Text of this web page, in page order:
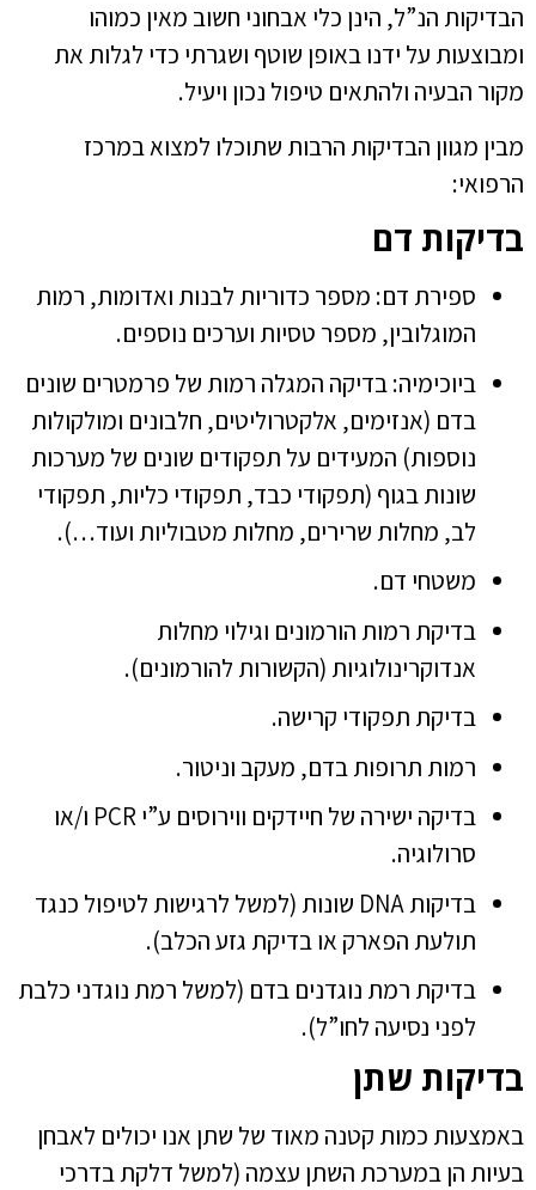
הבדיקות הנ”ל, הינן כלי אבחוני חשוב מאין כמוהו
ומבוצעות על ידנו באופן שוטף ושגרתי כדי לגלות את
מקור הבעיה ולהתאים טיפול נכון ויעיל.
מבין מגוון הבדיקות הרבות שתוכלו למצוא במרכז
הרפואי:
בדיקות דם
ספירת דם: מספר כדוריות לבנות ואדומות, רמות
המוגלובין, מספר טסיות וערכים נוספים.
ביוכימיה: בדיקה המגלה רמות של פרמטרים שונים
בדם (אנזימים, אלקטרוליטים, חלבונים ומולקולות
נוספות) המעידים על תפקודים שונים של מערכות
שונות בגוף (תפקודי כבד, תפקודי כליות, תפקודי
לב, מחלות שרירים, מחלות מטבוליות ועוד…).
משטחי דם.
בדיקת רמות הורמונים וגילוי מחלות
אנדוקרינולוגיות (הקשורות להורמונים).
בדיקת תפקודי קרישה.
רמות תרופות בדם, מעקב וניטור.
בדיקה ישירה של חיידקים ווירוסים ע”י PCR ו/או
סרולוגיה.
בדיקות DNA שונות (למשל לרגישות לטיפול כנגד
תולעת הפארק או בדיקת גזע הכלב).
בדיקת רמת נוגדנים בדם (למשל רמת נוגדני כלבת
לפני נסיעה לחו”ל).
בדיקות שתן
באמצעות כמות קטנה מאוד של שתן אנו יכולים לאבחן
בעיות הן במערכת השתן עצמה (למשל דלקת בדרכי